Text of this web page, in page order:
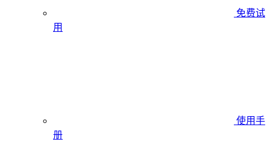
免费试
用
使用手
册